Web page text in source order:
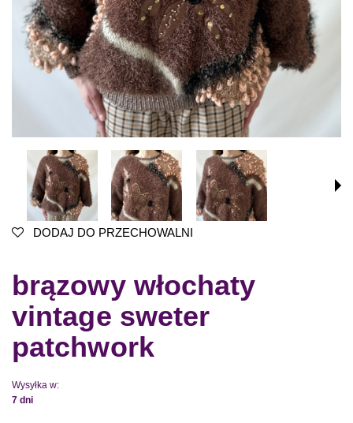
DODAJ DO PRZECHOWALNI
brązowy włochaty
vintage sweter
patchwork
Wysyłka w:
7 dni